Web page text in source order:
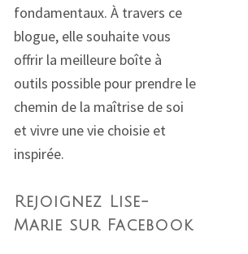
fondamentaux. À travers ce
blogue, elle souhaite vous
offrir la meilleure boîte à
outils possible pour prendre le
chemin de la maîtrise de soi
et vivre une vie choisie et
inspirée.
Rejoignez Lise-
Marie sur Facebook